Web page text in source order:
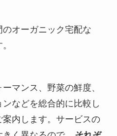
オーガニック宅配な
マンス、野菜の鮮度、
などを総合的に比較し
内します。サービスの